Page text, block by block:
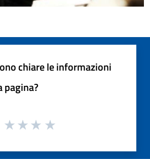
chiare le informazioni
pagina?